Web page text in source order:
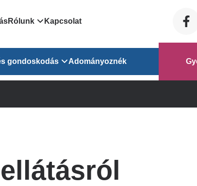
Rólunk
Rendezvényeink
Egészségfejlesztő kórház
Közérdekű adatok
Kapcsolat
gondoskodás Adományoznék